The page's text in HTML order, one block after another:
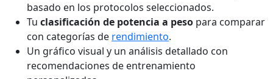
basado en los protocolos seleccionados.
Tu clasificación de potencia a peso para comparar
con categorías de rendimiento.
Un gráfico visual y un análisis detallado con
recomendaciones de entrenamiento